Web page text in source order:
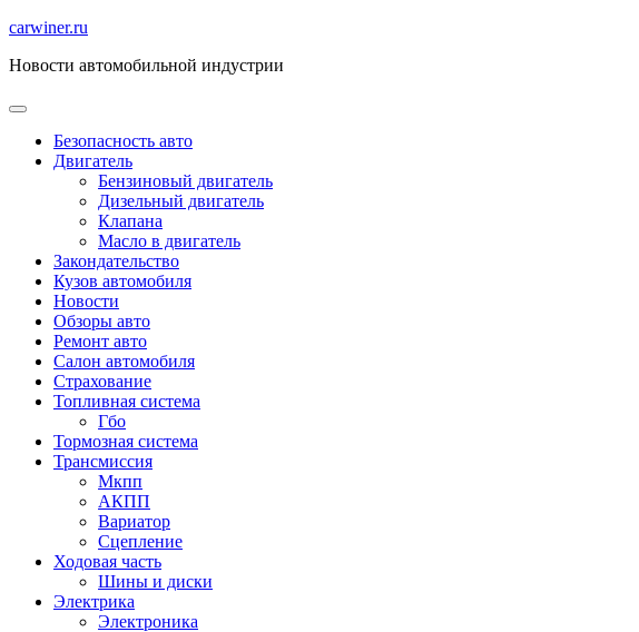
Перейти
содержимому
carwiner.ru
Новости автомобильной индустрии
Безопасность авто
Двигатель
Бензиновый двигатель
Дизельный двигатель
Клапана
Масло в двигатель
Закондательство
Кузов автомобиля
Новости
Обзоры авто
Ремонт авто
Салон автомобиля
Страхование
Топливная система
Гбо
Тормозная система
Трансмиссия
Мкпп
АКПП
Вариатор
Сцепление
Ходовая часть
Шины и диски
Электрика
Электроника